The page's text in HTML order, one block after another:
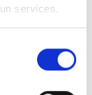
services.